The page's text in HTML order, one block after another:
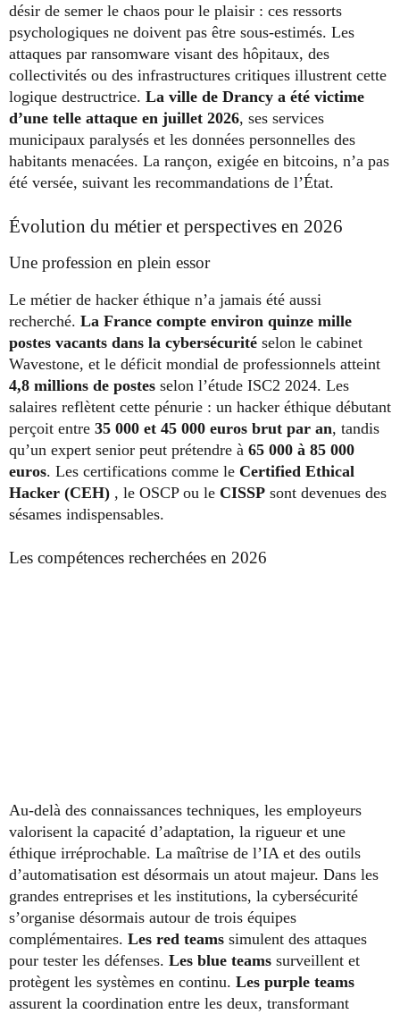
désir de semer le chaos pour le plaisir : ces ressorts
psychologiques ne doivent pas être sous-estimés. Les
attaques par ransomware visant des hôpitaux, des
collectivités ou des infrastructures critiques illustrent cette
logique destructrice. La ville de Drancy a été victime
d’une telle attaque en juillet 2026, ses services
municipaux paralysés et les données personnelles des
habitants menacées. La rançon, exigée en bitcoins, n’a pas
été versée, suivant les recommandations de l’État.
Évolution du métier et perspectives en 2026
Une profession en plein essor
Le métier de hacker éthique n’a jamais été aussi
recherché. La France compte environ quinze mille
postes vacants dans la cybersécurité selon le cabinet
Wavestone, et le déficit mondial de professionnels atteint
4,8 millions de postes selon l’étude ISC2 2024. Les
salaires reflètent cette pénurie : un hacker éthique débutant
perçoit entre 35 000 et 45 000 euros brut par an, tandis
qu’un expert senior peut prétendre à 65 000 à 85 000
euros. Les certifications comme le Certified Ethical
Hacker (CEH) , le OSCP ou le CISSP sont devenues des
sésames indispensables.
Les compétences recherchées en 2026
Au-delà des connaissances techniques, les employeurs
valorisent la capacité d’adaptation, la rigueur et une
éthique irréprochable. La maîtrise de l’IA et des outils
d’automatisation est désormais un atout majeur. Dans les
grandes entreprises et les institutions, la cybersécurité
s’organise désormais autour de trois équipes
complémentaires. Les red teams simulent des attaques
pour tester les défenses. Les blue teams surveillent et
protègent les systèmes en continu. Les purple teams
assurent la coordination entre les deux, transformant